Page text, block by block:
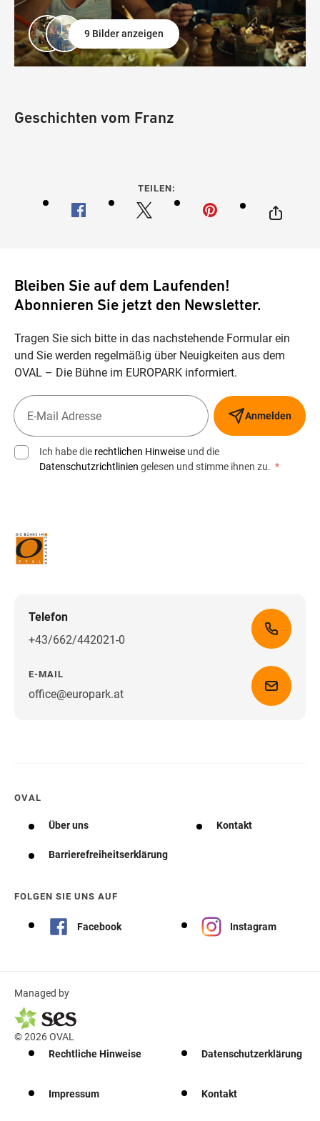
9 Bilder anzeigen
Geschichten vom Franz
TEILEN:
Bleiben Sie auf dem Laufenden!
Abonnieren Sie jetzt den Newsletter.
Tragen Sie sich bitte in das nachstehende Formular ein
und Sie werden regelmäßig über Neuigkeiten aus dem
OVAL – Die Bühne im EUROPARK informiert.
Anmelden
Ich habe die rechtlichen Hinweise und die
Datenschutzrichtlinien gelesen und stimme ihnen zu. *
Telefon
+43/662/442021-0
E-MAIL
office@europark.atWegbeschreibung erhalten
OVAL
Über uns Kontakt
Barrierefreiheitserklärung
FOLGEN SIE UNS AUF
Facebook Instagram
Managed by
© 2026 OVAL
Rechtliche Hinweise
Datenschutzerklärung
Impressum Kontakt